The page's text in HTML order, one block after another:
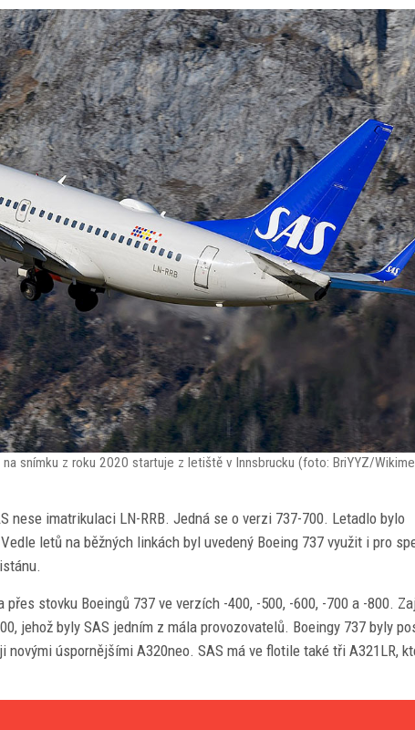
snímku z roku 2020 startuje z letiště v Innsbrucku (foto: BriYYZ/
nese imatrikulaci LN-RRB. Jedná se o verzi 737-700. Letadlo bylo
letů na běžných linkách byl uvedený Boeing 737 využit i pro
stovku Boeingů 737 ve verzích -400, -500, -600, -700 a -800.
jehož byly SAS jedním z mála provozovatelů. Boeingy 737 byly
novými úspornějšími A320neo. SAS má ve flotile také tři A321LR,